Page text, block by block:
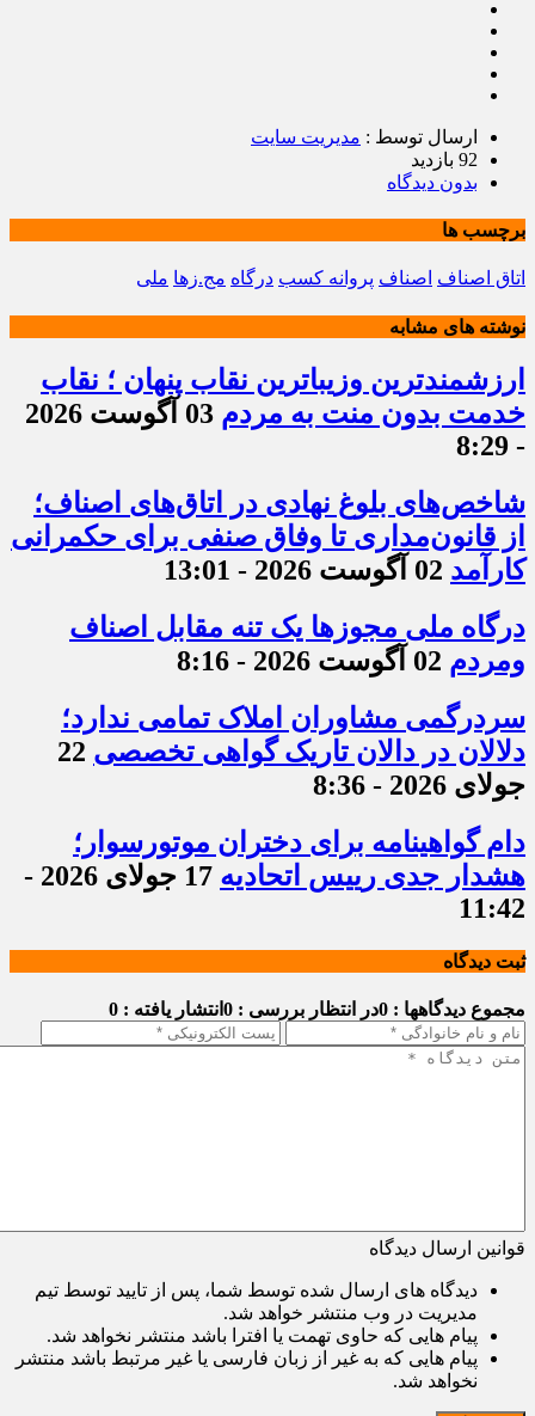
ارسال توسط : مدیریت سایت
92 بازدید
بدون دیدگاه
برچسب ها
اتاق اصناف اصناف پروانه کسب درگاه مج.زها ملی
نوشته های مشابه
ارزشمندترین وزیباترین نقاب پنهان ؛ نقاب
خدمت بدون منت به مردم
03 آگوست 2026
- 8:29
شاخص‌های بلوغ نهادی در اتاق‌های اصناف؛
از قانون‌مداری تا وفاق صنفی برای حکمرانی
کارآمد 02 آگوست 2026 - 13:01
درگاه ملی مجوزها یک تنه مقابل اصناف
ومردم 02 آگوست 2026 - 8:16
سردرگمی مشاوران املاک تمامی ندارد؛
دلالان در دالان تاریک گواهی تخصصی 22
جولای 2026 - 8:36
دام گواهینامه برای دختران موتورسوار؛
هشدار جدی رییس اتحادیه
17 جولای 2026 -
11:42
ثبت دیدگاه
مجموع دیدگاهها : 0 در انتظار بررسی : 0 انتشار یافته : 0
قوانین ارسال دیدگاه
دیدگاه های ارسال شده توسط شما، پس از تایید توسط تیم
مدیریت در وب منتشر خواهد شد.
پیام هایی که حاوی تهمت یا افترا باشد منتشر نخواهد شد.
پیام هایی که به غیر از زبان فارسی یا غیر مرتبط باشد منتشر
نخواهد شد.